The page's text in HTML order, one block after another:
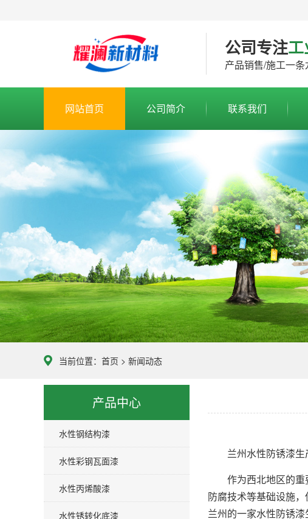
公司专注
产品销售/施工一
网站首页 公司简介 联系我们
当前位置： 首页 > 新闻动态
产品中心
水性钢结构漆
水性彩钢瓦面漆
水性丙烯酸漆
水性锈转化底漆
兰州水性防锈漆生
作为西北地区的重
防腐技术等基础设施
兰州的一家水性防锈漆